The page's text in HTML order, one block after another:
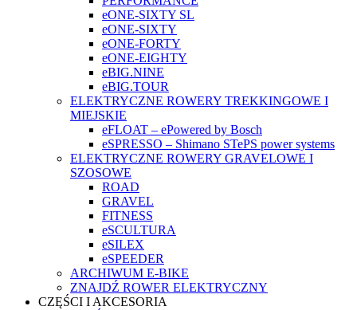
eONE-SIXTY SL
eONE-SIXTY
eONE-FORTY
eONE-EIGHTY
eBIG.NINE
eBIG.TOUR
ELEKTRYCZNE ROWERY TREKKINGOWE I
MIEJSKIE
eFLOAT – ePowered by Bosch
eSPRESSO – Shimano STePS power systems
ELEKTRYCZNE ROWERY GRAVELOWE I
SZOSOWE
ROAD
GRAVEL
FITNESS
eSCULTURA
eSILEX
eSPEEDER
ARCHIWUM E-BIKE
ZNAJDŹ ROWER ELEKTRYCZNY
CZĘŚCI I AKCESORIA